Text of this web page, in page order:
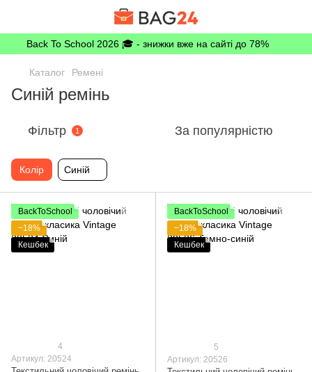
Back To School 2026 🎓 - знижки вже на сайті до 78%
Каталог Ремені
Синій ремінь
Фільтр 1 За популярністю
Колір Синій
BackToSchool
−18%
Кешбек
4
Артикул: 20524
BackToSchool
−18%
Кешбек
5
Артикул: 20526